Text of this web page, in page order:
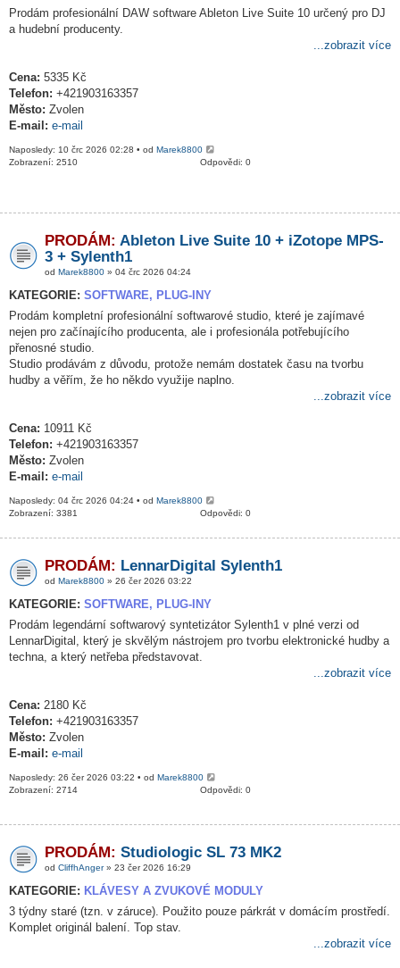
Prodám profesionální DAW software Ableton Live Suite 10 určený pro DJ
a hudební producenty.
...zobrazit více
Cena: 5335 Kč
Telefon: +421903163357
Město: Zvolen
E-mail: e-mail
Naposledy: 10 črc 2026 02:28 • od Marek8800
Odpovědi: 0
Zobrazení: 2510
PRODÁM: Ableton Live Suite 10 + iZotope MPS-
3 + Sylenth1
od Marek8800 » 04 črc 2026 04:24
KATEGORIE: SOFTWARE, PLUG-INY
Prodám kompletní profesionální softwarové studio, které je zajímavé
nejen pro začínajícího producenta, ale i profesionála potřebujícího
přenosné studio.
Studio prodávám z důvodu, protože nemám dostatek času na tvorbu
hudby a věřím, že ho někdo využije naplno.
...zobrazit více
Cena: 10911 Kč
Telefon: +421903163357
Město: Zvolen
E-mail: e-mail
Naposledy: 04 črc 2026 04:24 • od Marek8800
Odpovědi: 0
Zobrazení: 3381
PRODÁM: LennarDigital Sylenth1
od Marek8800 » 26 čer 2026 03:22
KATEGORIE: SOFTWARE, PLUG-INY
Prodám legendární softwarový syntetizátor Sylenth1 v plné verzi od
LennarDigital, který je skvělým nástrojem pro tvorbu elektronické hudby a
techna, a který netřeba představovat.
...zobrazit více
Cena: 2180 Kč
Telefon: +421903163357
Město: Zvolen
E-mail: e-mail
Naposledy: 26 čer 2026 03:22 • od Marek8800
Odpovědi: 0
Zobrazení: 2714
PRODÁM: Studiologic SL 73 MK2
od CliffhAnger» 23 čer 2026 16:29
KATEGORIE: KLÁVESY A ZVUKOVÉ MODULY
3 týdny staré (tzn. v záruce). Použito pouze párkrát v domácím prostředí.
Komplet originál balení. Top stav.
...zobrazit více